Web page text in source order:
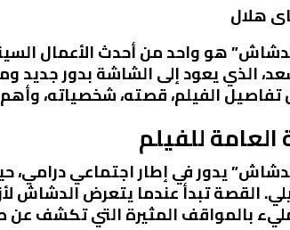
هلال
الذي يعود إلى الشاشة بدور جديد
تفاصيل الفيلم، قصته، شخصياته،
للفيلم
يدور في إطار اجتماعي
القصة تبدأ عندما يتعرض الدشاش
بالمواقف المثيرة التي تكشف عن